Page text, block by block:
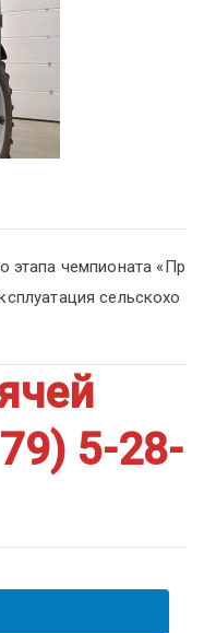
ум
этапа чемпионата «Пр
сельскохо
5-28-